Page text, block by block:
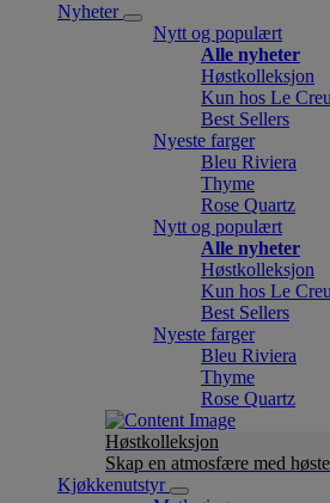
Nyheter
Nytt og populært
Alle nyheter
Høstkolleksjon
Kun hos Le
Best Sellers
Nyeste farger
Bleu Riviera
Thyme
Rose Quartz
Nytt og populært
Alle nyheter
Høstkolleksjon
Kun hos Le
Best Sellers
Nyeste farger
Bleu Riviera
Thyme
Rose Quartz
Høstkolleksjon
Skap en atmosfære med
Kjøkkenutstyr